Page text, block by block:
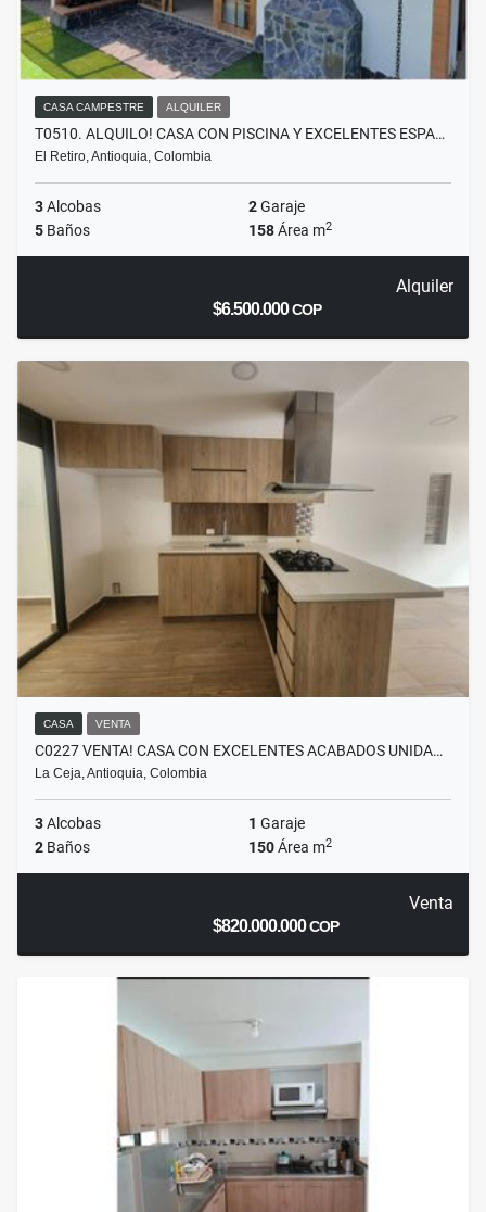
CASA CAMPESTRE ALQUILER
T0510. ALQUILO! CASA CON PISCINA Y EXCELENTES ESPA…
El Retiro, Antioquia, Colombia
3Alcobas 2Garaje
5 Baños 158Área m2
Alquiler
$6.500.000COP
CASA VENTA
C0227 VENTA! CASA CON EXCELENTES ACABADOS UNIDA…
La Ceja, Antioquia, Colombia
3Alcobas 1 Garaje
2 Baños 150Área m2
Venta
$820.000.000COP